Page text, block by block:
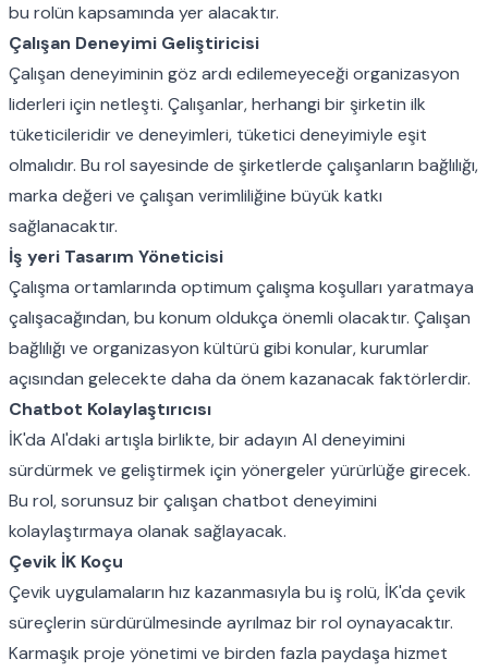
bu rolün kapsamında yer alacaktır.
Çalışan Deneyimi Geliştiricisi
Çalışan deneyiminin göz ardı edilemeyeceği organizasyon
liderleri için netleşti. Çalışanlar, herhangi bir şirketin ilk
tüketicileridir ve deneyimleri, tüketici deneyimiyle eşit
olmalıdır. Bu rol sayesinde de şirketlerde çalışanların bağlılığı,
marka değeri ve çalışan verimliliğine büyük katkı
sağlanacaktır.
İş yeri Tasarım Yöneticisi
Çalışma ortamlarında optimum çalışma koşulları yaratmaya
çalışacağından, bu konum oldukça önemli olacaktır. Çalışan
bağlılığı ve organizasyon kültürü gibi konular, kurumlar
açısından gelecekte daha da önem kazanacak faktörlerdir.
Chatbot Kolaylaştırıcısı
İK'da AI'daki artışla birlikte, bir adayın AI deneyimini
sürdürmek ve geliştirmek için yönergeler yürürlüğe girecek.
Bu rol, sorunsuz bir çalışan chatbot deneyimini
kolaylaştırmaya olanak sağlayacak.
Çevik İK Koçu
Çevik uygulamaların hız kazanmasıyla bu iş rolü, İK'da çevik
süreçlerin sürdürülmesinde ayrılmaz bir rol oynayacaktır.
Karmaşık proje yönetimi ve birden fazla paydaşa hizmet